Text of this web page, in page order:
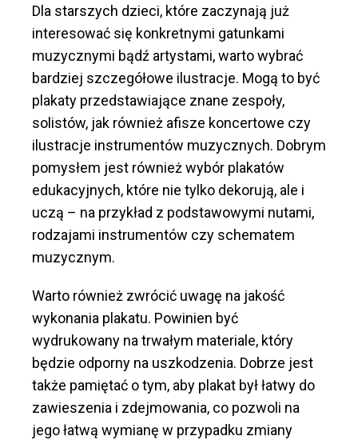
Dla starszych dzieci, które zaczynają już
interesować się konkretnymi gatunkami
muzycznymi bądź artystami, warto wybrać
bardziej szczegółowe ilustracje. Mogą to być
plakaty przedstawiające znane zespoły,
solistów, jak również afisze koncertowe czy
ilustracje instrumentów muzycznych. Dobrym
pomysłem jest również wybór plakatów
edukacyjnych, które nie tylko dekorują, ale i
uczą – na przykład z podstawowymi nutami,
rodzajami instrumentów czy schematem
muzycznym.
Warto również zwrócić uwagę na jakość
wykonania plakatu. Powinien być
wydrukowany na trwałym materiale, który
będzie odporny na uszkodzenia. Dobrze jest
także pamiętać o tym, aby plakat był łatwy do
zawieszenia i zdejmowania, co pozwoli na
jego łatwą wymianę w przypadku zmiany